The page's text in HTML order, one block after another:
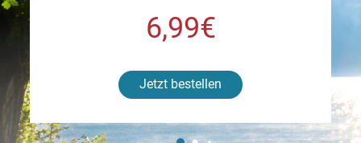
6,99€
Jetzt bestellen